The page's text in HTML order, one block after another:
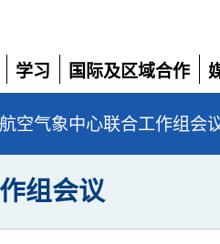
学习
展
开
国际及区域合作
展
开
空气象中心联合工作组会
组会议